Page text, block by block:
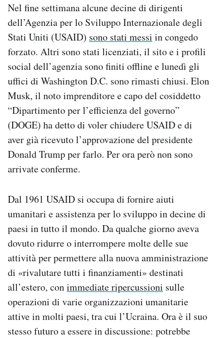
AREA PERSONALE
Area Personale
Regala il Post
Hai bisogno di aiuto?
Esci
Nel fine settimana alcune decine di dirigenti
dell’Agenzia per lo Sviluppo Internazionale degli
Stati Uniti (USAID) sono stati messi in congedo
forzato. Altri sono stati licenziati, il sito e i profili
social dell’agenzia sono finiti offline e lunedì gli
uffici di Washington D.C. sono rimasti chiusi. Elon
Musk, il noto imprenditore e capo del cosiddetto
“Dipartimento per l’efficienza del governo”
(DOGE) ha detto di voler chiudere USAID e di
aver già ricevuto l’approvazione del presidente
Donald Trump per farlo. Per ora però non sono
arrivate conferme.
Dal 1961 USAID si occupa di fornire aiuti
umanitari e assistenza per lo sviluppo in decine di
paesi in tutto il mondo. Da qualche giorno aveva
dovuto ridurre o interrompere molte delle sue
attività per permettere alla nuova amministrazione
di «rivalutare tutti i finanziamenti» destinati
all’estero, conimmediate ripercussioni sulle
operazioni di varie organizzazioni umanitarie
attive in molti paesi, tra cui l’Ucraina. Ora è il suo
stesso futuro a essere in discussione: potrebbe